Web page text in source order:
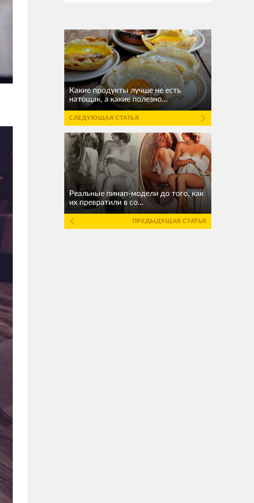
Какие продукты лучше не есть
натощак, а какие полезно...
СЛЕДУЮЩАЯ СТАТЬЯ
Реальные пинап-модели до того, как
их превратили в co...
ПРЕДЫДУЩАЯ СТАТЬЯ